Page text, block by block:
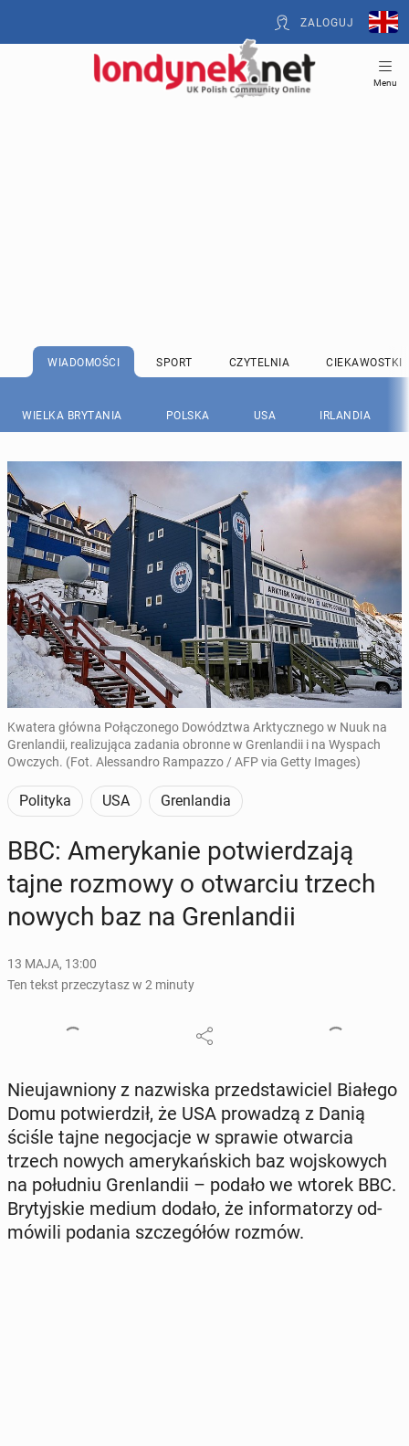
ZALOGUJ
Menu
WIADOMOŚCI SPORT CZYTELNIA CIEKAWOSTKI
WIELKA BRYTANIA POLSKA USA IRLANDIA
Kwatera główna Połączonego Dowództwa Arktycznego w Nuuk na
Grenlandii, realizująca zadania obronne w Grenlandii i na Wyspach
Owczych. (Fot. Alessandro Rampazzo / AFP via Getty Images)
Polityka USA Grenlandia
BBC: Ame­ry­ka­nie po­twier­dza­ją
tajne rozmowy o otwar­ciu trzech
nowych baz na Gren­lan­dii
13 MAJA, 13:00
Ten tekst przeczytasz w 2 minuty
Nie­ujaw­nio­ny z na­zwi­ska przed­sta­wi­ciel Białego
Domu po­twier­dził, że USA pro­wa­dzą z Danią
ściśle tajne ne­go­cja­cje w sprawie otwar­cia
trzech nowych ame­ry­kań­skich baz woj­sko­wych
na po­łu­dniu Gren­lan­dii – podało we wtorek BBC.
Bry­tyj­skie medium dodało, że in­for­ma­to­rzy od­
mó­wi­li podania szcze­gó­łów rozmów.